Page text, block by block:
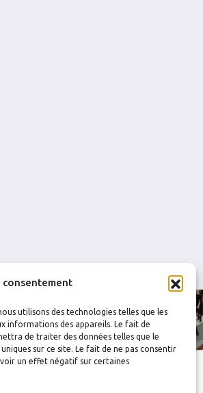
consentement
utilisons des technologies telles que les
informations des appareils. Le fait de
de traiter des données telles que le
sur ce site. Le fait de ne pas consentir
un effet négatif sur certaines